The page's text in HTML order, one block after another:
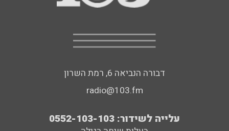
דבורה הנביאה 6, רמת השרון
radio@103.fm
עלייה לשידור: 0552-103-103